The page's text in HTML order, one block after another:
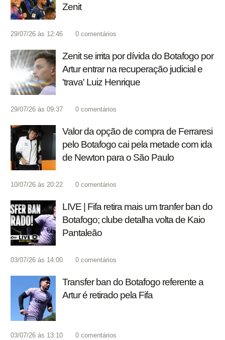
Zenit
29/07/26 às 12:46 0 comentários
Zenit se irrita por dívida do Botafogo por
Artur entrar na recuperação judicial e
'trava' Luiz Henrique
29/07/26 às 09:37 0 comentários
Valor da opção de compra de Ferraresi
pelo Botafogo cai pela metade com ida
de Newton para o São Paulo
10/07/26 às 20:22 0 comentários
LIVE | Fifa retira mais um tranfer ban do
Botafogo; clube detalha volta de Kaio
Pantaleão
03/07/26 às 14:00 0 comentários
Transfer ban do Botafogo referente a
Artur é retirado pela Fifa
03/07/26 às 13:10 0 comentários